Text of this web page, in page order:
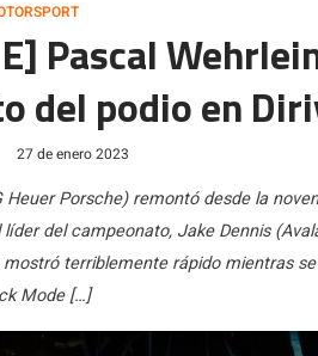
Pascal
del podio en
27 de enero 2023
Heuer Porsche) remontó desde la
líder del campeonato, Jake Dennis
terriblemente rápido mientras
Mode […]